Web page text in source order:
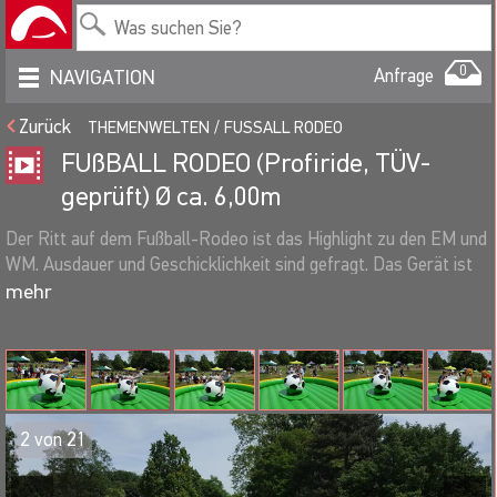
NAVIGATION Anfrage 0
Zurück THEMENWELTEN FUSSALL RODEO
FUßBALL RODEO (Profiride, TÜV-
geprüft) Ø ca. 6,00m
Der Ritt auf dem Fußball-Rodeo ist das Highlight zu den EM und
WM. Ausdauer und Geschicklichkeit sind gefragt. Das Gerät ist
geeignet für Groß und Klein bis 120kg Körpergewicht.
Steuerung/Zeitwertung:
Steuerpult mit großer 3-stelliger Zeitanzeige für die
Zuschauer in der Frontseite.
Automatikprogramme und/oder manuelle Steuerung
2 von21